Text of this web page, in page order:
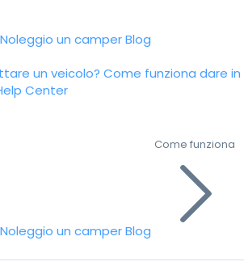
Noleggio un camperBlog
un veicolo? Come funziona dare in
Center
Noleggio un camperBlog
Come funziona